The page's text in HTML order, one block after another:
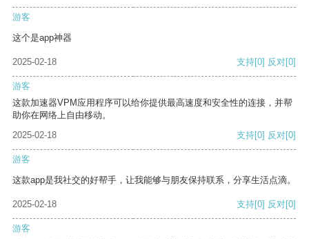
游客
这个是app神器
2025-02-18 支持[0] 反对[0]
游客
这款加速器VPM应用程序可以给你提供最高速度和安全性的连接，并帮
助你在网络上自由移动。
2025-02-18
支持[0] 反对[0]
游客
这款app是我社交的好帮手，让我能够与朋友保持联系，分享生活点滴。
2025-02-18 支持[0] 反对[0]
游客